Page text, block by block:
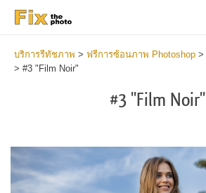
บริการรีทัชภาพ > ฟรีการซ้อนภาพ Photoshop >
> #3 "Film Noir"
#3 "Film Noir"